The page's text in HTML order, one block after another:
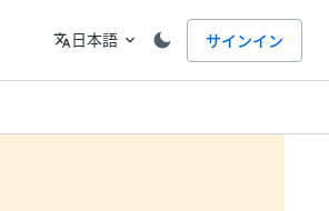
言語
translate日本語 expand_more サインイン